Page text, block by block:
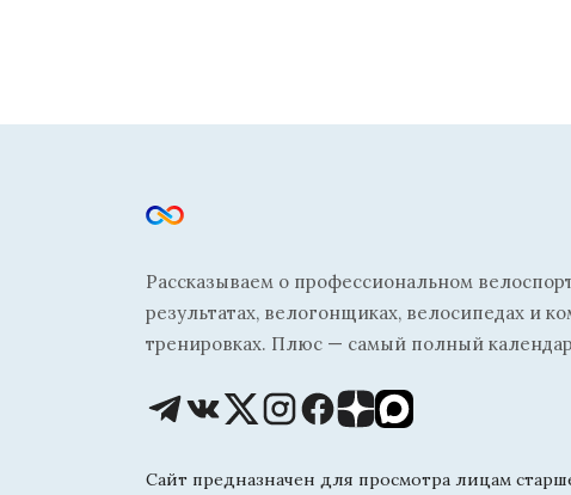
Рассказываем о профессиональном
результатах, велогонщиках, велосипедах и
тренировках. Плюс — самый полный
Сайт предназначен для просмотра лицам